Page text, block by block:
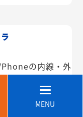
の内線・外
像共有なども
などでも安心し
MENU